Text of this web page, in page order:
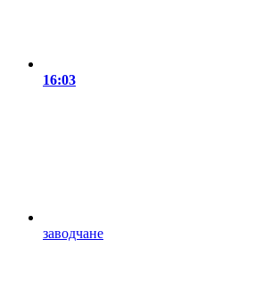
16:03
заводчане